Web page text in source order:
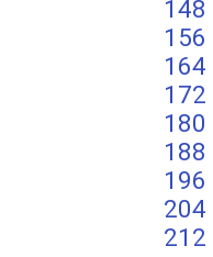
148
156
164
172
180
188
196
204
212